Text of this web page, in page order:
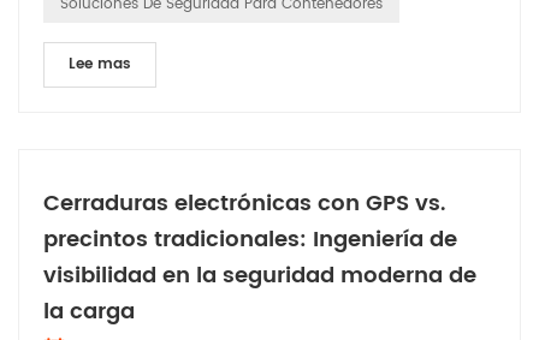
Lee mas
Cerraduras electrónicas con GPS vs.
precintos tradicionales: Ingeniería de
visibilidad en la seguridad moderna de
la carga